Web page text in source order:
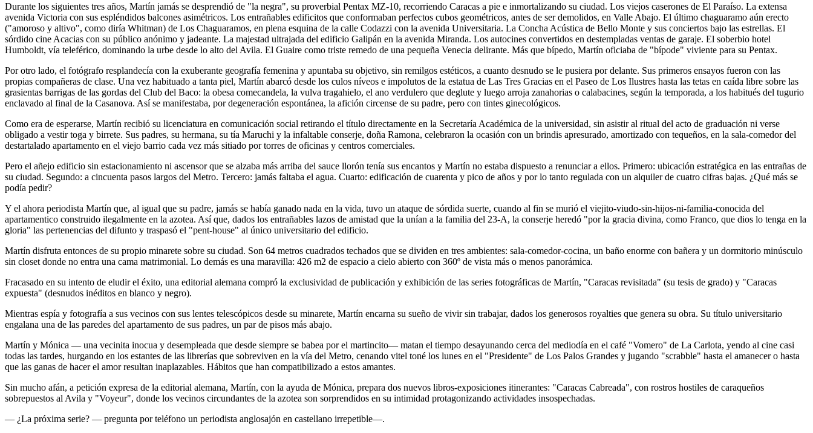
Durante los siguientes tres años, Martín jamás se desprendió de "la negra", su proverbial Pentax MZ-10, recorriendo Caracas a pie e inmortalizando su ciudad. Los viejos caserones de El Paraíso. La extensa
avenida Victoria con sus espléndidos balcones asimétricos. Los entrañables edificitos que conformaban perfectos cubos geométricos, antes de ser demolidos, en Valle Abajo. El último chaguaramo aún erecto
("amoroso y altivo", como diría Whitman) de Los Chaguaramos, en plena esquina de la calle Codazzi con la avenida Universitaria. La Concha Acústica de Bello Monte y sus conciertos bajo las estrellas. El
sórdido cine Acacias con su público anónimo y jadeante. La majestad ultrajada del edificio Galipán en la avenida Miranda. Los autocines convertidos en destempladas ventas de garaje. El soberbio hotel
Humboldt, vía teleférico, dominando la urbe desde lo alto del Avila. El Guaire como triste remedo de una pequeña Venecia delirante. Más que bípedo, Martín oficiaba de "bípode" viviente para su Pentax.
Por otro lado, el fotógrafo resplandecía con la exuberante geografía femenina y apuntaba su objetivo, sin remilgos estéticos, a cuanto desnudo se le pusiera por delante. Sus primeros ensayos fueron con las
propias compañeras de clase. Una vez habituado a tanta piel, Martín abarcó desde los culos níveos e impolutos de la estatua de Las Tres Gracias en el Paseo de Los Ilustres hasta las tetas en caída libre sobre las
grasientas barrigas de las gordas del Club del Baco: la obesa comecandela, la vulva tragahielo, el ano verdulero que deglute y luego arroja zanahorias o calabacines, según la temporada, a los habitués del tugurio
enclavado al final de la Casanova. Así se manifestaba, por degeneración espontánea, la afición circense de su padre, pero con tintes ginecológicos.
Como era de esperarse, Martín recibió su licenciatura en comunicación social retirando el título directamente en la Secretaría Académica de la universidad, sin asistir al ritual del acto de graduación ni verse
obligado a vestir toga y birrete. Sus padres, su hermana, su tía Maruchi y la infaltable conserje, doña Ramona, celebraron la ocasión con un brindis apresurado, amortizado con tequeños, en la sala-comedor del
destartalado apartamento en el viejo barrio cada vez más sitiado por torres de oficinas y centros comerciales.
Pero el añejo edificio sin estacionamiento ni ascensor que se alzaba más arriba del sauce llorón tenía sus encantos y Martín no estaba dispuesto a renunciar a ellos. Primero: ubicación estratégica en las entrañas de
su ciudad. Segundo: a cincuenta pasos largos del Metro. Tercero: jamás faltaba el agua. Cuarto: edificación de cuarenta y pico de años y por lo tanto regulada con un alquiler de cuatro cifras bajas. ¿Qué más se
podía pedir?
Y el ahora periodista Martín que, al igual que su padre, jamás se había ganado nada en la vida, tuvo un ataque de sórdida suerte, cuando al fin se murió el viejito-viudo-sin-hijos-ni-familia-conocida del
apartamentico construido ilegalmente en la azotea. Así que, dados los entrañables lazos de amistad que la unían a la familia del 23-A, la conserje heredó "por la gracia divina, como Franco, que dios lo tenga en la
gloria" las pertenencias del difunto y traspasó el "pent-house" al único universitario del edificio.
Martín disfruta entonces de su propio minarete sobre su ciudad. Son 64 metros cuadrados techados que se dividen en tres ambientes: sala-comedor-cocina, un baño enorme con bañera y un dormitorio minúsculo
sin closet donde no entra una cama matrimonial. Lo demás es una maravilla: 426 m2 de espacio a cielo abierto con 360º de vista más o menos panorámica.
Fracasado en su intento de eludir el éxito, una editorial alemana compró la exclusividad de publicación y exhibición de las series fotográficas de Martín, "Caracas revisitada" (su tesis de grado) y "Caracas
expuesta" (desnudos inéditos en blanco y negro).
Mientras espía y fotografía a sus vecinos con sus lentes telescópicos desde su minarete, Martín encarna su sueño de vivir sin trabajar, dados los generosos royalties que genera su obra. Su título universitario
engalana una de las paredes del apartamento de sus padres, un par de pisos más abajo.
Martín y Mónica — una vecinita inocua y desempleada que desde siempre se babea por el martincito— matan el tiempo desayunando cerca del mediodía en el café "Vomero" de La Carlota, yendo al cine casi
todas las tardes, hurgando en los estantes de las librerías que sobreviven en la vía del Metro, cenando vitel toné los lunes en el "Presidente" de Los Palos Grandes y jugando "scrabble" hasta el amanecer o hasta
que las ganas de hacer el amor resultan inaplazables. Hábitos que han compatibilizado a estos amantes.
Sin mucho afán, a petición expresa de la editorial alemana, Martín, con la ayuda de Mónica, prepara dos nuevos libros-exposiciones itinerantes: "Caracas Cabreada", con rostros hostiles de caraqueños
sobrepuestos al Avila y "Voyeur", donde los vecinos circundantes de la azotea son sorprendidos en su intimidad protagonizando actividades insospechadas.
— ¿La próxima serie? — pregunta por teléfono un periodista anglosajón en castellano irrepetible—.